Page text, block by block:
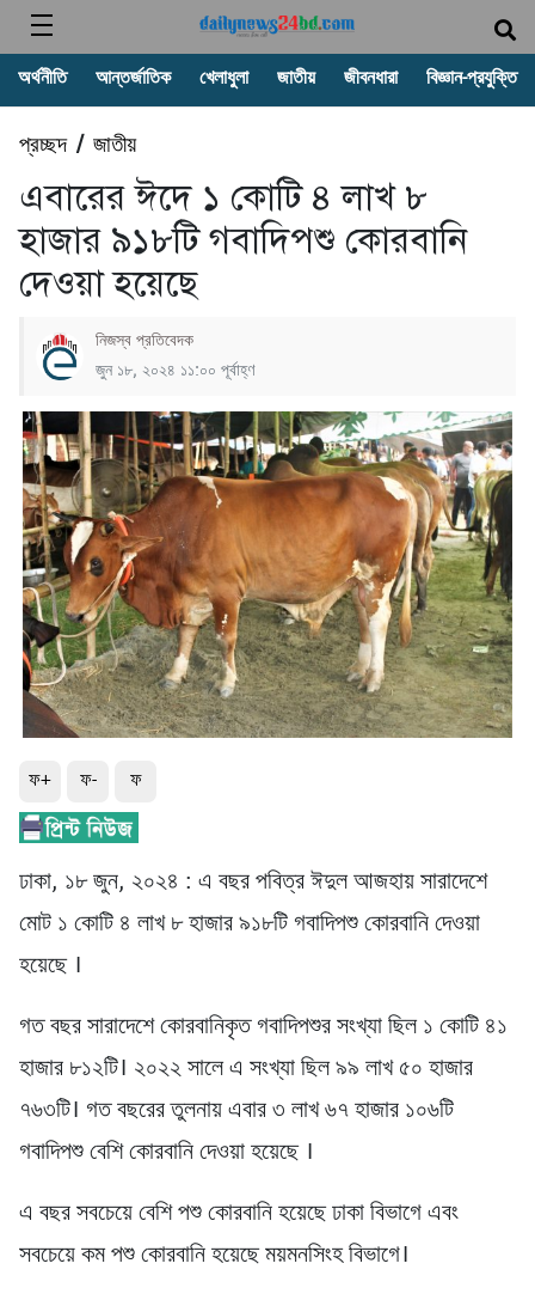
অর্থনীতি আন্তর্জাতিক খেলাধুলা জাতীয় জীবনধারা বিজ্ঞান-প্রযুক্তি
প্রচ্ছদ/ জাতীয়
এবারের ঈদে ১ কোটি ৪ লাখ ৮
হাজার ৯১৮টি গবাদিপশু কোরবানি
দেওয়া হয়েছে
নিজস্ব প্রতিবেদক
জুন ১৮, ২০২৪ ১১:০০ পূর্বাহ্ণ
ফ+ ফ- ফ
ঢাকা, ১৮ জুন, ২০২৪ : এ বছর পবিত্র ঈদুল আজহায় সারাদেশে
মোট ১ কোটি ৪ লাখ ৮ হাজার ৯১৮টি গবাদিপশু কোরবানি দেওয়া
হয়েছে ।
গত বছর সারাদেশে কোরবানিকৃত গবাদিপশুর সংখ্যা ছিল ১ কোটি ৪১
হাজার ৮১২টি। ২০২২ সালে এ সংখ্যা ছিল ৯৯ লাখ ৫০ হাজার
৭৬৩টি। গত বছরের তুলনায় এবার ৩ লাখ ৬৭ হাজার ১০৬টি
গবাদিপশু বেশি কোরবানি দেওয়া হয়েছে ।
এ বছর সবচেয়ে বেশি পশু কোরবানি হয়েছে ঢাকা বিভাগে এবং
সবচেয়ে কম পশু কোরবানি হয়েছে ময়মনসিংহ বিভাগে।